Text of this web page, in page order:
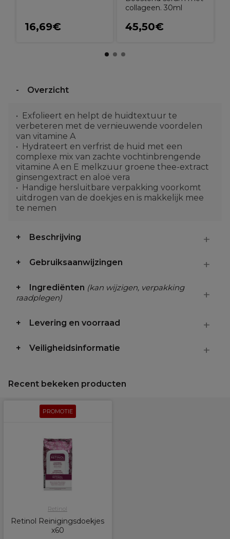
16,69€
collageen. 30ml
45,50€
Overzicht
Exfolieert en helpt de huidtextuur te
verbeteren met de vernieuwende voordelen
van vitamine A
Hydrateert en verfrist de huid met een
complexe mix van zachte vochtinbrengende
vitamine A en E melkzuur groene thee-extract
ginsengextract en aloë vera
Handige hersluitbare verpakking voorkomt
uitdrogen van de doekjes en is makkelijk mee
te nemen
Beschrijving
Gebruiksaanwijzingen
Ingrediënten (kan wijzigen, verpakking
raadplegen)
Levering en voorraad
Veiligheidsinformatie
Recent bekeken producten
PROMOTIE
Retinol
Retinol Reinigingsdoekjes
x60